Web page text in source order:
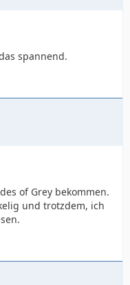
spannend.
of Grey bekommen.
und trotzdem, ich